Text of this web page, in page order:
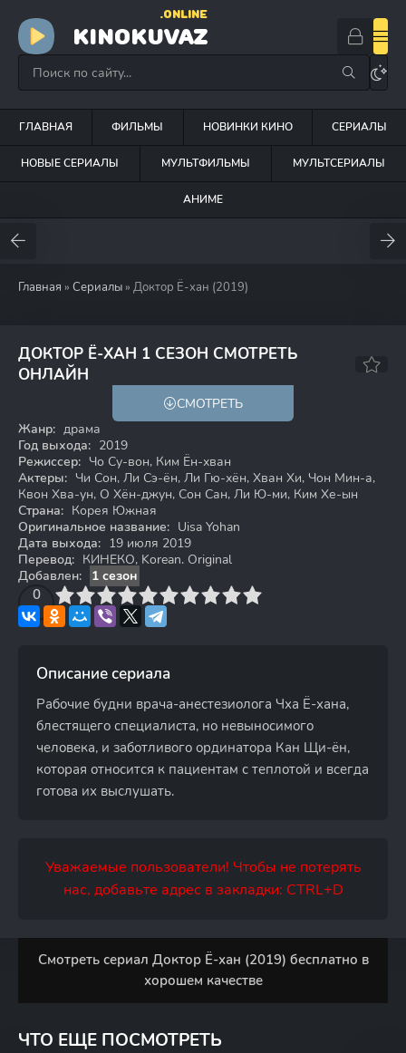
KINOKUVAZ
.ONLINE
ГЛАВНАЯ ФИЛЬМЫ НОВИНКИ КИНО СЕРИАЛЫ
НОВЫЕ СЕРИАЛЫ МУЛЬТФИЛЬМЫ МУЛЬТСЕРИАЛЫ
АНИМЕ
Главная » Сериалы » Доктор Ё-хан (2019)
ДОКТОР Ё-ХАН 1 СЕЗОН СМОТРЕТЬ
ОНЛАЙН
СМОТРЕТЬ
Жанр: драма
Год выхода: 2019
Режиссер: Чо Су-вон, Ким Ён-хван
Актеры: Чи Сон, Ли Сэ-ён, Ли Гю-хён, Хван Хи, Чон Мин-а,
Квон Хва-ун, О Хён-джун, Сон Сан, Ли Ю-ми, Ким Хе-ын
Страна: Корея Южная
Оригинальное название: Uisa Yohan
Дата выхода: 19 июля 2019
Перевод: КИНЕКО, Korean. Original
Добавлен:
1 сезон
0
4 6 7 8 9 10
Описание сериала
Рабочие будни врача-анестезиолога Чха Ё-хана,
блестящего специалиста, но невыносимого
человека, и заботливого ординатора Кан Щи-ён,
которая относится к пациентам с теплотой и всегда
готова их выслушать.
Уважаемые пользователи! Чтобы не потерять
нас, добавьте адрес в закладки: CTRL+D
Смотреть сериал Доктор Ё-хан (2019) бесплатно в
хорошем качестве
ЧТО ЕЩЕ ПОСМОТРЕТЬ